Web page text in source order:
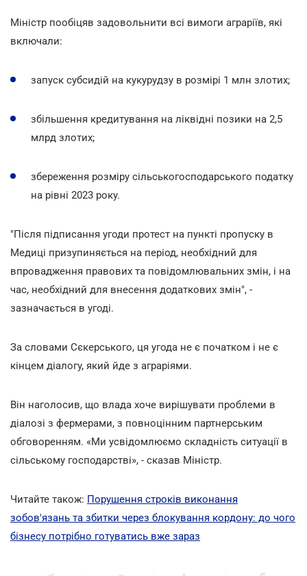
Міністр пообіцяв задовольнити всі вимоги аграріїв, які
включали:
запуск субсидій на кукурудзу в розмірі 1 млн злотих;
збільшення кредитування на ліквідні позики на 2,5
млрд злотих;
збереження розміру сільськогосподарського податку
на рівні 2023 року.
"Після підписання угоди протест на пункті пропуску в
Медиці призупиняється на період, необхідний для
впровадження правових та повідомлювальних змін, і на
час, необхідний для внесення додаткових змін", -
зазначається в угоді.
За словами Сєкерського, ця угода не є початком і не є
кінцем діалогу, який йде з аграріями.
Він наголосив, що влада хоче вирішувати проблеми в
діалозі з фермерами, з повноцінним партнерським
обговоренням. «Ми усвідомлюємо складність ситуації в
сільському господарстві», - сказав Міністр.
Читайте також: Порушення строків виконання
зобов'язань та збитки через блокування кордону: до чого
бізнесу потрібно готуватись вже зараз